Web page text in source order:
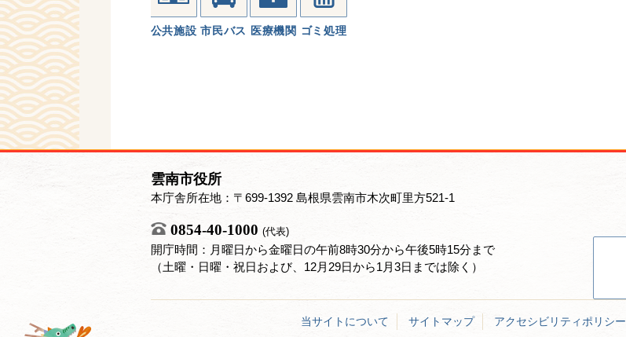
公共施設 市民バス 医療機関 ゴミ処理
雲南市役所
本庁舎所在地：〒699-1392 島根県雲南市木次町里方521-1
0854-40-1000 (代表)
開庁時間：月曜日から金曜日の午前8時30分から午後5時15分まで
（土曜・日曜・祝日および、12月29日から1月3日までは除く）
当サイトについて サイトマップ アクセシビリティポリシー